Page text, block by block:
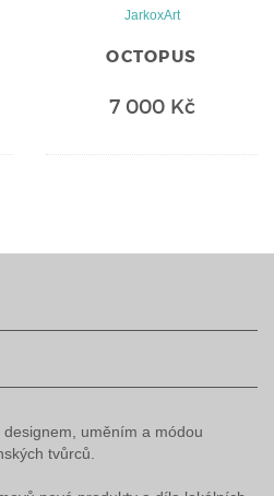
JarkoxArt
OCTOPUS
7 000 Kč
uměním a módou
tvůrců.